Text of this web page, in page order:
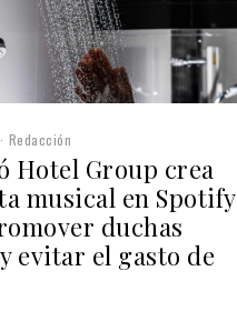
Redacción
Hotel Group crea
musical en Spotify
duchas
evitar el gasto de